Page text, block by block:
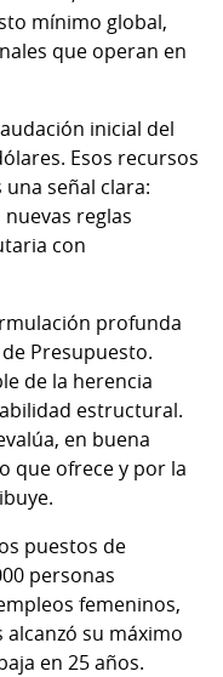
mínimo global,
que operan en
inicial del
Esos recursos
señal clara:
reglas
con
profunda
Presupuesto.
de la herencia
estructural.
en buena
que ofrece y por la
puestos de
personas
femeninos,
su máximo
en 25 años.